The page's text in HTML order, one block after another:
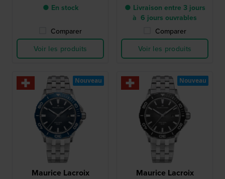
● En stock
Comparer
Voir les produits
● Livraison entre 3 jours
à 6 jours ouvrables
Comparer
Voir les produits
Maurice Lacroix
Nouveau
Maurice Lacroix
Nouveau